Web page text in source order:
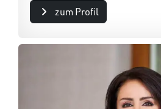
zum Profil